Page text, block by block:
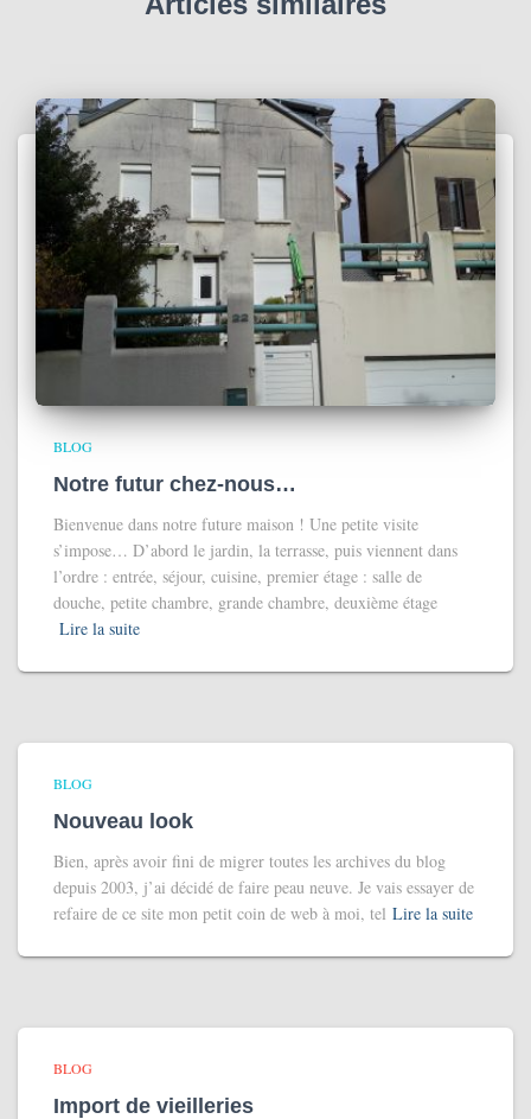
BLOG
Notre futur chez-nous…
Bienvenue dans notre future maison ! Une petite visite
s’impose… D’abord le jardin, la terrasse, puis viennent dans
l’ordre : entrée, séjour, cuisine, premier étage : salle de
douche, petite chambre, grande chambre, deuxième étage
Lire la suite
BLOG
Nouveau look
Bien, après avoir fini de migrer toutes les archives du blog
depuis 2003, j’ai décidé de faire peau neuve. Je vais essayer de
refaire de ce site mon petit coin de web à moi, tel Lire la suite
BLOG
Import de vieilleries